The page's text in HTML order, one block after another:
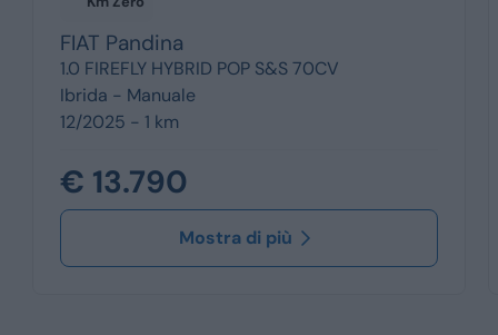
FIAT Pandina
1.0 FIREFLY HYBRID POP S&S 70CV
Ibrida - Manuale
12/2025 - 1 km
€ 13.790
Mostra di più